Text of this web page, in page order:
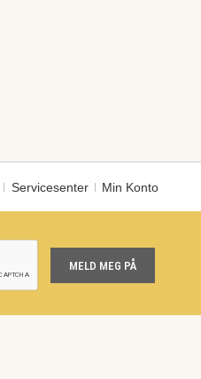
Servicesenter Min Konto
MELD MEG PÅ